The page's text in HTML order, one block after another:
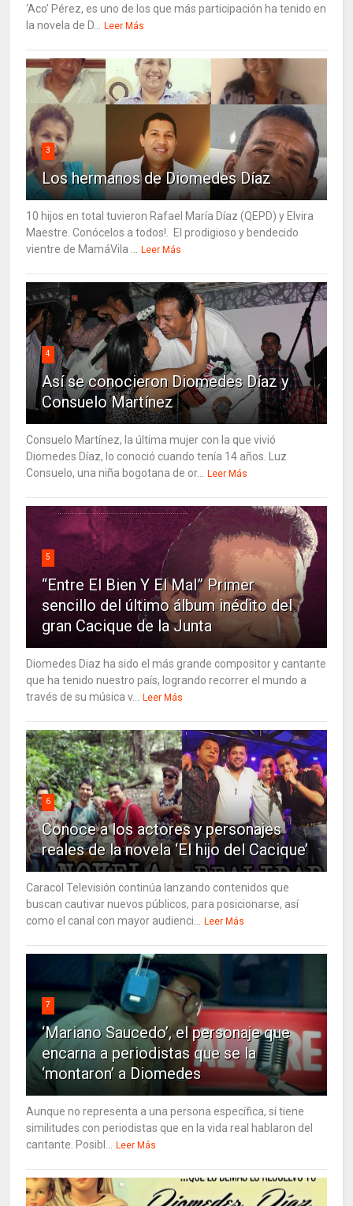
‘Aco’ Pérez, es uno de los que más participación ha tenido en
la novela de D...
Leer Más
3
Los hermanos de Diomedes Díaz
10 hijos en total tuvieron Rafael María Díaz (QEPD) y Elvira
Maestre. Conócelos a todos!. El prodigioso y bendecido
vientre de MamáVila ...
Leer Más
4
Así se conocieron Diomedes Díaz y
Consuelo Martínez
Consuelo Martínez, la última mujer con la que vivió
Diomedes Díaz, lo conoció cuando tenía 14 años. Luz
Consuelo, una niña bogotana de or...
Leer Más
5
“Entre El Bien Y El Mal” Primer
sencillo del último álbum inédito del
gran Cacique de la Junta
Diomedes Diaz ha sido el más grande compositor y cantante
que ha tenido nuestro país, logrando recorrer el mundo a
través de su música v...
Leer Más
6
Conoce a los actores y personajes
reales de la novela ‘El hijo del Cacique’
Caracol Televisión continúa lanzando contenidos que
buscan cautivar nuevos públicos, para posicionarse, así
como el canal con mayor audienci...
Leer Más
7
‘Mariano Saucedo’, el personaje que
encarna a periodistas que se la
‘montaron’ a Diomedes
Aunque no representa a una persona específica, sí tiene
similitudes con periodistas que en la vida real hablaron del
cantante. Posibl...
Leer Más